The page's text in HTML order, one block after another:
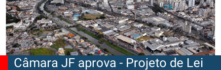
Câmara JF aprova - Projeto de Lei